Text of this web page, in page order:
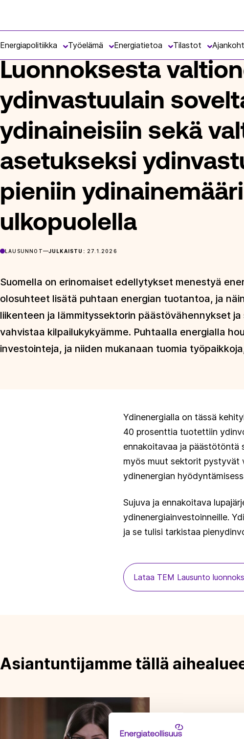
Energiapolitiikka Työelämä Energiatietoa Tilastot
Luonnoksesta
ydinvastuulain
ydinaineisiin sekä
asetukseksi
pieniin
ulkopuolella
LAUSUNNOT JULKAISTU: 27.1.2026
Suomella on erinomaiset edellytykset menestyä
olosuhteet lisätä puhtaan energian tuotantoa, ja
liikenteen ja lämmityssektorin päästövähennykset
vahvistaa kilpailukykyämme. Puhtaalla energialla
investointeja, ja niiden mukanaan tuomia
Ydinenergialla on tässä
40 prosenttia tuotettiin
ennakoitavaa ja päästötöntä
myös muut sektorit pystyvät
ydinenergian
Sujuva ja ennakoitava
ydinenergiainvestoinneille.
ja se tulisi tarkistaa
Lataa TEM Lausunto
Asiantuntijamme tällä